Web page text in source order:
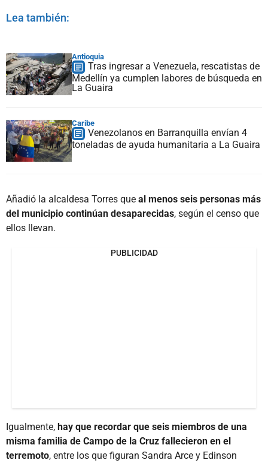
Lea también:
Antioquia
Tras ingresar a Venezuela, rescatistas de
Medellín ya cumplen labores de búsqueda en
La Guaira
Caribe
Venezolanos en Barranquilla envían 4
toneladas de ayuda humanitaria a La Guaira
Añadió la alcaldesa Torres que al menos seis personas más
del municipio continúan desaparecidas, según el censo que
ellos llevan.
PUBLICIDAD
Igualmente, hay que recordar que seis miembros de una
misma familia de Campo de la Cruz fallecieron en el
terremoto, entre los que figuran Sandra Arce y Edinson